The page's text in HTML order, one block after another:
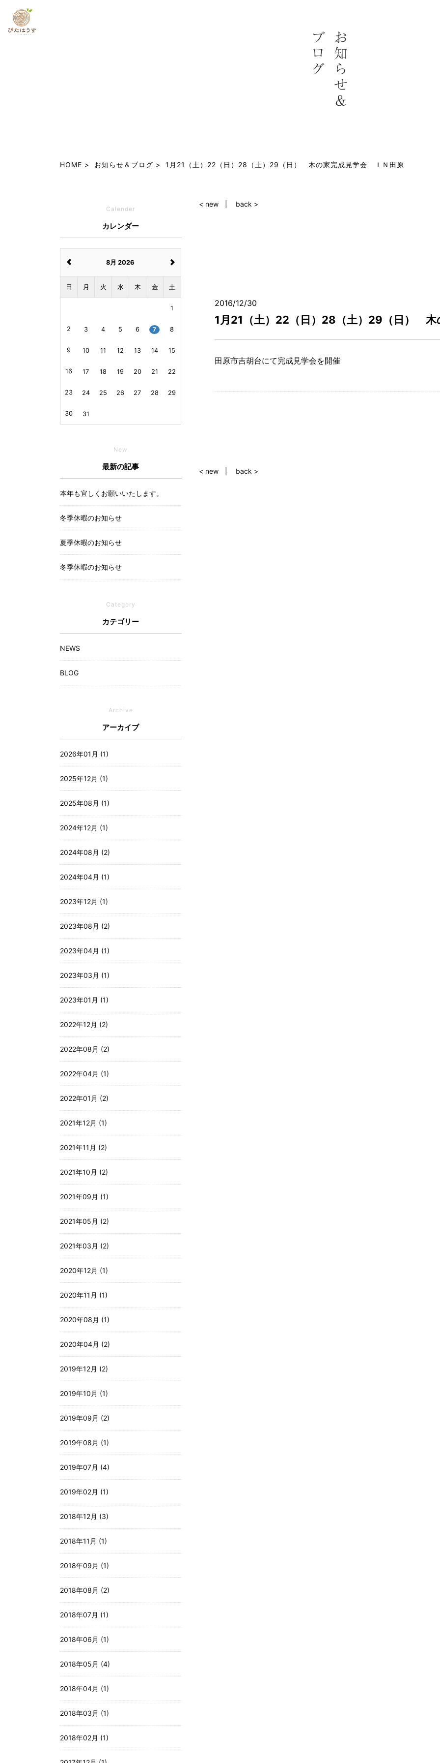
HOME お知らせ＆ブログ 1月21（土）22（日）28（土）29（日） 木の家完成見学会 ＩＮ田原
< new back >
2016/12/30
1月21（土）22（日）28（土）29（日）
田原市吉胡台にて完成見学会を開催
< new back >
Calender
カレンダー
8月 2026
日 月 火 水 木 金 土
1
2 3 4 5 6 7 8
9 10 11 12 13 14 15
16 17 18 19 20 21 22
23 24 25 26 27 28 29
30 31
New
最新の記事
本年も宜しくお願いいたします。
冬季休暇のお知らせ
夏季休暇のお知らせ
冬季休暇のお知らせ
Category
カテゴリー
NEWS
BLOG
Archive
アーカイブ
2026年01月 (1)
2025年12月 (1)
2025年08月 (1)
2024年12月 (1)
2024年08月 (2)
2024年04月 (1)
2023年12月 (1)
2023年08月 (2)
2023年04月 (1)
2023年03月 (1)
2023年01月 (1)
2022年12月 (2)
2022年08月 (2)
2022年04月 (1)
2022年01月 (2)
2021年12月 (1)
2021年11月 (2)
2021年10月 (2)
2021年09月 (1)
2021年05月 (2)
2021年03月 (2)
2020年12月 (1)
2020年11月 (1)
2020年08月 (1)
2020年04月 (2)
2019年12月 (2)
2019年10月 (1)
2019年09月 (2)
2019年08月 (1)
2019年07月 (4)
2019年02月 (1)
2018年12月 (3)
2018年11月 (1)
2018年09月 (1)
2018年08月 (2)
2018年07月 (1)
2018年06月 (1)
2018年05月 (4)
2018年04月 (1)
2018年03月 (1)
2018年02月 (1)